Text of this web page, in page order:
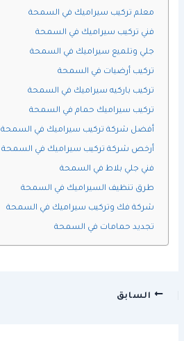
معلم تركيب سيراميك في السمحة
فني تركيب سيراميك في السمحة
جلي وتلميع سيراميك في السمحة
تركيب أرضيات في السمحة
تركيب باركيه سيراميك في السمحة
تركيب سيراميك حمام في السمحة
أفضل شركة تركيب سيراميك في السمحة
أرخص شركة تركيب سيراميك في السمحة
فني جلي بلاط في السمحة
طرق تنظيف السيراميك في السمحة
شركة فك وتركيب سيراميك في السمحة
تجديد حمامات في السمحة
السابق